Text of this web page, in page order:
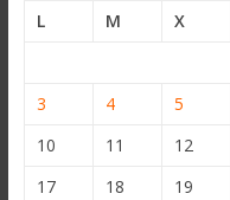
L
M X
3
4 5
10
11 12
17
18 19